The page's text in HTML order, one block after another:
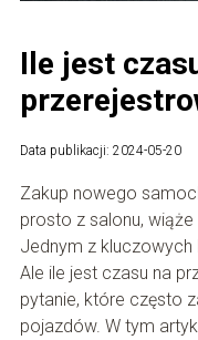
Ile jest
Data publikacji: 2024-05-20
Zakup nowego
prosto z salonu,
Jednym z kluczowych
Ale ile jest czasu na
pytanie, które często
pojazdów. W tym